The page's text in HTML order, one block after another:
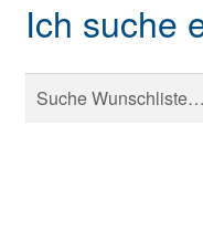
Meine Wunschliste
Versandarten
Ich suche
Suche
nach: